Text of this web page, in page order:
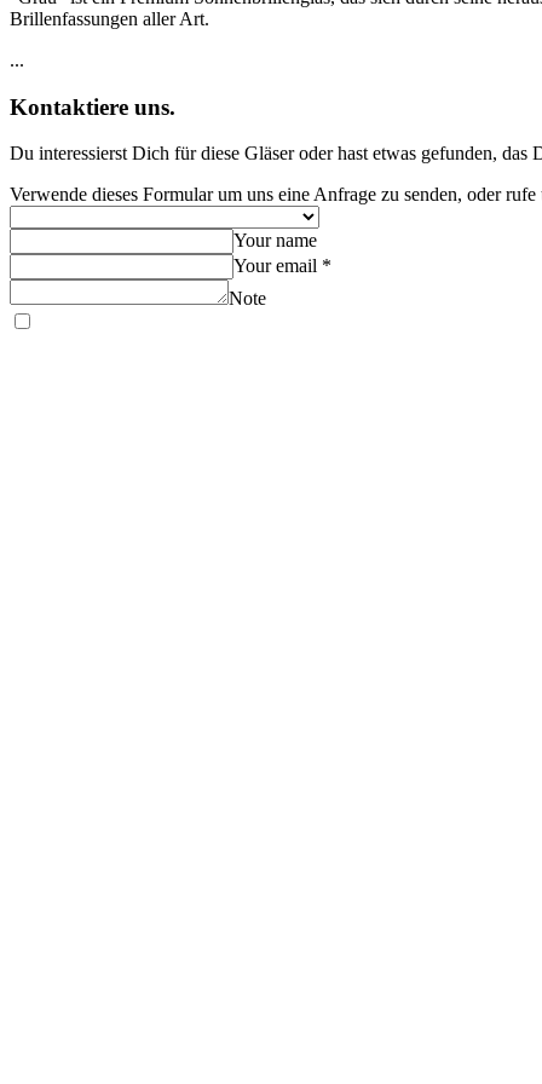
Brillenfassungen aller Art.
...
Kontaktiere uns.
Du interessierst Dich für diese Gläser oder hast etwas gefunden, das
Verwende dieses Formular um uns eine Anfrage zu senden, oder rufe
Your name
Your email *
Note